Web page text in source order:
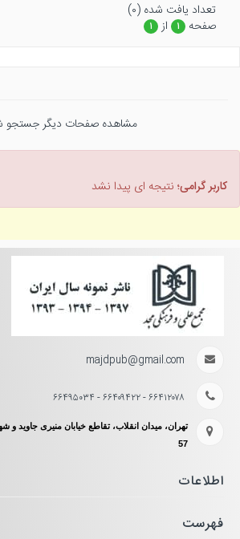
تعداد يافت شده (۰)
صفحه
۱ از ۱
مشاهده صفحات دیگر جستجو
کاربر گرامی؛ نتیجه ای پیدا نشد
majdpub@gmail.com
۶۶۴۱۲۰۷۸ - ۶۶۴۰۹۴۲۲ - ۶۶۴۹۵۰۳۴
تهران، میدان انقلاب، تقاطع خیابان منیری جاوید و
57
اطلاعات
فهرست